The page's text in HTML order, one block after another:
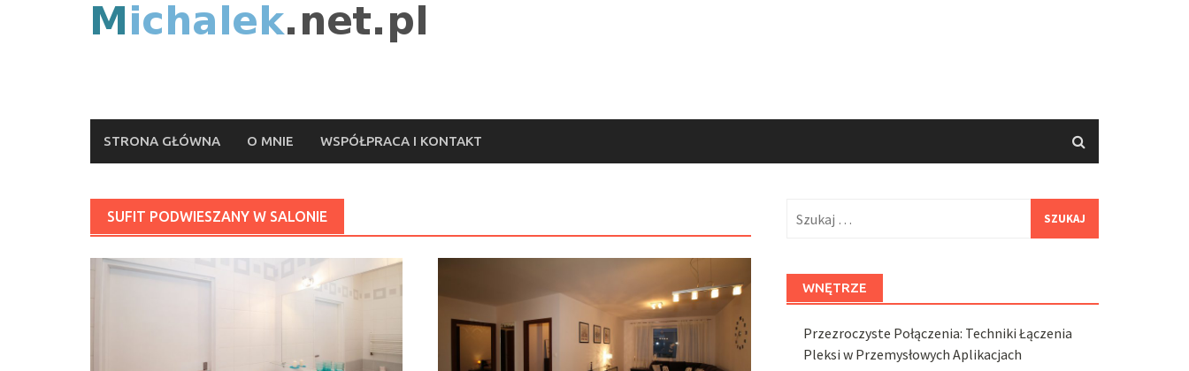
STRONA GŁÓWNA O MNIE WSPÓŁPRACA I KONTAKT
SUFIT PODWIESZANY W SALONIE
WNĘTRZE
Przezroczyste Połączenia: Techniki Łączenia
Pleksi w Przemysłowych Aplikacjach